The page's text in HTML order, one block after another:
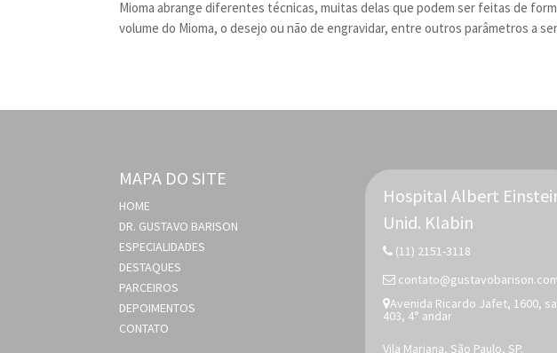
Mioma abrange diferentes técnicas, muitas delas que podem ser feitas de
volume do Mioma, o desejo ou não de engravidar, entre outros parâmetros a
MAPA DO SITE
HOME
DR. GUSTAVO BARISON
ESPECIALIDADES
DESTAQUES
PARCEIROS
DEPOIMENTOS
CONTATO
Hospital Albert
Unid. Klabin
(11) 2151-3118
Avenida Ricardo Jafet, 1600,
403, 4° andar
Vila Mariana, São Paulo, SP.